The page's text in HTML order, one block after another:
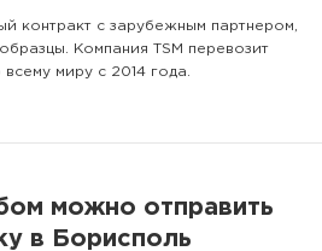
контракт с зарубежным партнером,
Компания TSM перевозит
миру с 2014 года.
можно отправить
в Борисполь